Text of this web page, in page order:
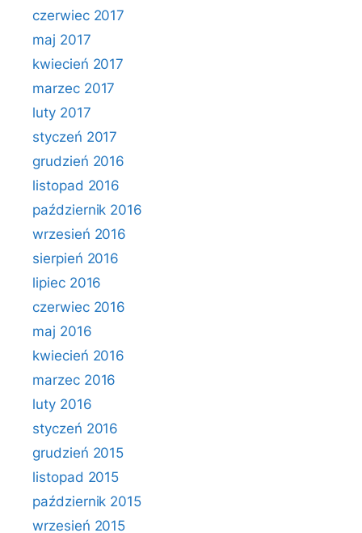
czerwiec 2017
maj 2017
kwiecień 2017
marzec 2017
luty 2017
styczeń 2017
grudzień 2016
listopad 2016
październik 2016
wrzesień 2016
sierpień 2016
lipiec 2016
czerwiec 2016
maj 2016
kwiecień 2016
marzec 2016
luty 2016
styczeń 2016
grudzień 2015
listopad 2015
październik 2015
wrzesień 2015